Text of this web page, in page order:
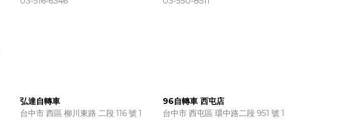
弘達自轉車
台中市 西區 柳川東路 二段 116 號 1
96自轉車 西屯店
台中市 西屯區 環中路二段 951 號 1